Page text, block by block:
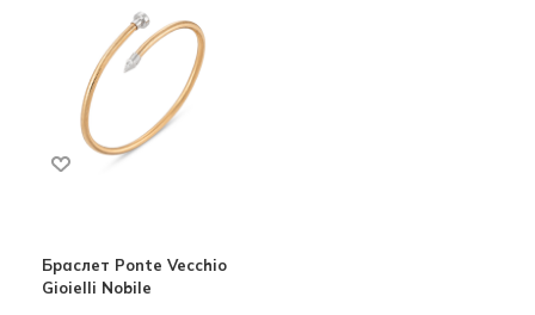
Браслет Ponte Vecchio
Gioielli Nobile